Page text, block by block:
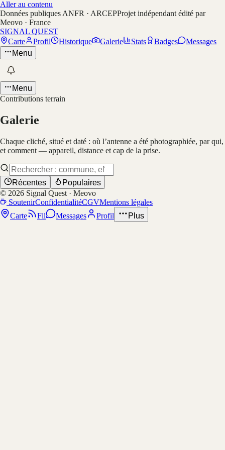
Aller au contenu
Données publiques ANFR · ARCEPProjet indépendant édité par
Meovo · France
SIGNAL QUEST
Carte
Profil Historique Galerie Stats Badges
Messages
Menu
Menu
Contributions terrain
Galerie
Chaque cliché, situé et daté : où l’antenne a été photographiée, par qui,
et comment — appareil, distance et cap de la prise.
Récentes
Populaires
© 2026 Signal Quest · Meovo
SoutenirConfidentialitéCGVMentions légales
Carte
Fil Messages Profil Plus